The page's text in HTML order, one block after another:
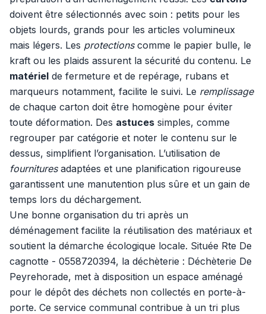
doivent être sélectionnés avec soin : petits pour les
objets lourds, grands pour les articles volumineux
mais légers. Les protectionscomme le papier bulle, le
kraft ou les plaids assurent la sécurité du contenu. Le
matériel de fermeture et de repérage, rubans et
marqueurs notamment, facilite le suivi. Le remplissage
de chaque carton doit être homogène pour éviter
toute déformation. Des astuces simples, comme
regrouper par catégorie et noter le contenu sur le
dessus, simplifient l’organisation. L’utilisation de
fournituresadaptées et une planification rigoureuse
garantissent une manutention plus sûre et un gain de
temps lors du déchargement.
Une bonne organisation du tri après un
déménagement facilite la réutilisation des matériaux et
soutient la démarche écologique locale. Située Rte De
cagnotte - 0558720394, la déchèterie : Déchèterie De
Peyrehorade, met à disposition un espace aménagé
pour le dépôt des déchets non collectés en porte-à-
porte. Ce service communal contribue à un tri plus